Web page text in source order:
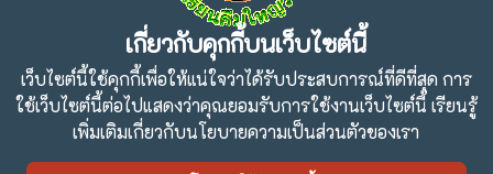
เกี่ยวกับคุกกี้บนเว็บไซต์นี้
เว็บไซต์นี้ใช้คุกกี้เพื่อให้แน่ใจว่าได้รับประสบการณ์ที่ดีที่สุด การ
ใช้เว็บไซต์นี้ต่อไปแสดงว่าคุณยอมรับการใช้งานเว็บไซต์นี้ เรียนรู้
เพิ่มเติมเกี่ยวกับนโยบายความเป็นส่วนตัวของเรา
กลุ่มบริหารวิชาการ
คู่มือโครงการห้องเรียนดิจิทัลเพื่อการเรียนรู้